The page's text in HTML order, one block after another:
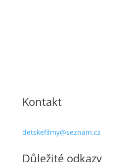
Kontakt
detskefilmy@seznam.cz
Důležité odkazy